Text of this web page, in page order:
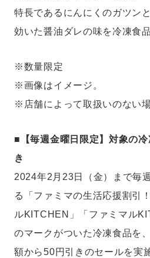
特長であるにんにくのガツン
効いた醤油ダレの味を冷凍食
※数量限定
※画像はイメージ。
※店舗によって取扱いのない場
■【毎週金曜日限定】対象の冷
き
2024年2月23日（金）まで毎
る「ファミマの生活応援割引
ルKITCHEN」「ファミマル
のマークがついた冷凍食品を
額から50円引きのセールを実